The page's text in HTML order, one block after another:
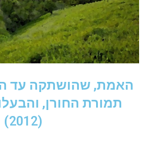
האמת, שהושתקה עד
תמורת החורן,
(2012)